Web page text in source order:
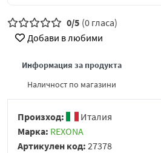
0/5 (0 гласа)
Добави в любими
Информация за продукта
Наличност по магазини
Произход:
Италия
Марка: REXONA
Артикулен код: 27378